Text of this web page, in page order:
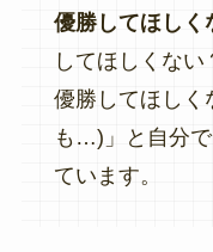
優勝してほしく
してほしくな
優勝してほし
も…)」と自分で
ています。